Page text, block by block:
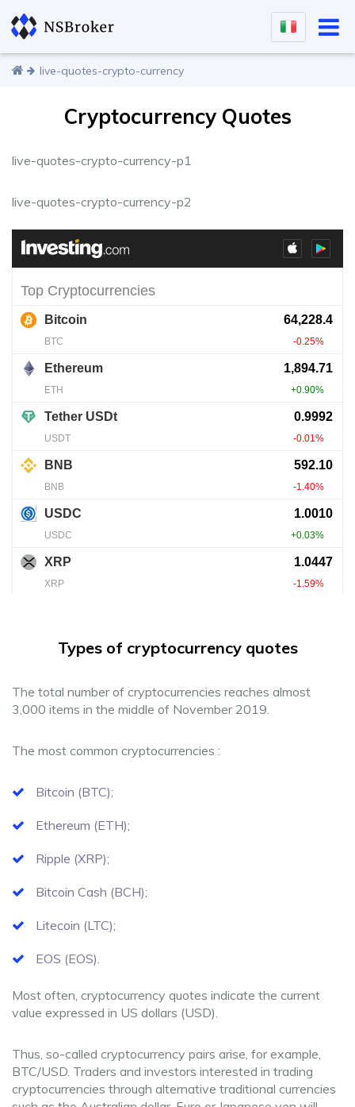
live-quotes-crypto-currency
Cryptocurrency Quotes
live-quotes-crypto-currency-p1
live-quotes-crypto-currency-p2
Types of cryptocurrency quotes
The total number of cryptocurrencies reaches almost
3,000 items in the middle of November 2019.
The most common cryptocurrencies :
Bitcoin (BTC);
Ethereum (ETH);
Ripple (XRP);
Bitcoin Cash (BCH);
Litecoin (LTC);
EOS (EOS).
Most often, cryptocurrency quotes indicate the current
value expressed in US dollars (USD).
Thus, so-called cryptocurrency pairs arise, for example,
BTC/USD. Traders and investors interested in trading
cryptocurrencies through alternative traditional currencies